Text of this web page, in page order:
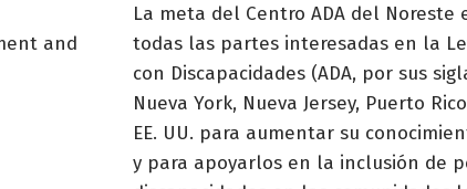
and
La meta del Centro ADA del Noreste
todas las partes interesadas en la
con Discapacidades (ADA, por sus
Nueva York, Nueva Jersey, Puerto
EE. UU. para aumentar su
y para apoyarlos en la inclusión de